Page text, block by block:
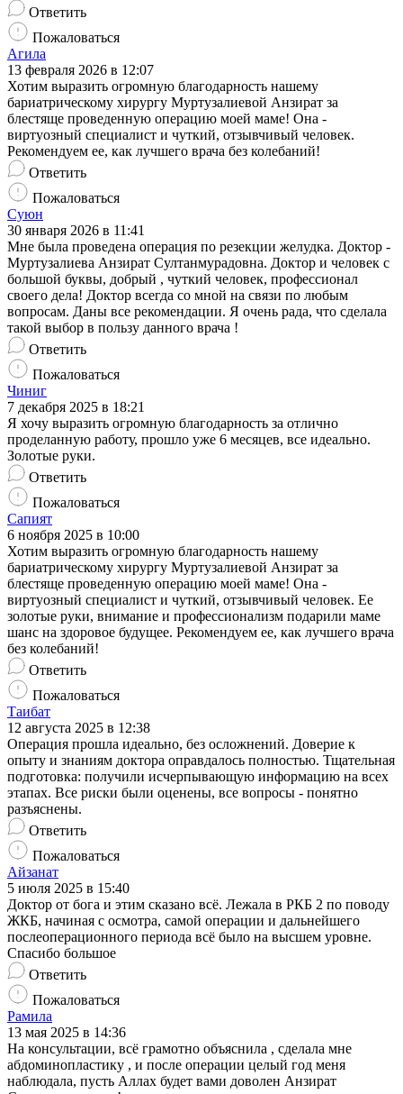
Ответить
Пожаловаться
Агила
13 февраля 2026 в 12:07
Хотим выразить огромную благодарность нашему
бариатрическому хирургу Муртузалиевой Анзират за
блестяще проведенную операцию моей маме! Она -
виртуозный специалист и чуткий, отзывчивый человек.
Рекомендуем ее, как лучшего врача без колебаний!
Ответить
Пожаловаться
Суюн
30 января 2026 в 11:41
Мне была проведена операция по резекции желудка. Доктор -
Муртузалиева Анзират Султанмурадовна. Доктор и человек с
большой буквы, добрый , чуткий человек, профессионал
своего дела! Доктор всегда со мной на связи по любым
вопросам. Даны все рекомендации. Я очень рада, что сделала
такой выбор в пользу данного врача !
Ответить
Пожаловаться
Чиниг
7 декабря 2025 в 18:21
Я хочу выразить огромную благодарность за отлично
проделанную работу, прошло уже 6 месяцев, все идеально.
Золотые руки.
Ответить
Пожаловаться
Сапият
6 ноября 2025 в 10:00
Хотим выразить огромную благодарность нашему
бариатрическому хирургу Муртузалиевой Анзират за
блестяще проведенную операцию моей маме! Она -
виртуозный специалист и чуткий, отзывчивый человек. Ее
золотые руки, внимание и профессионализм подарили маме
шанс на здоровое будущее. Рекомендуем ее, как лучшего врача
без колебаний!
Ответить
Пожаловаться
Таибат
12 августа 2025 в 12:38
Операция прошла идеально, без осложнений. Доверие к
опыту и знаниям доктора оправдалось полностью. Тщательная
подготовка: получили исчерпывающую информацию на всех
этапах. Все риски были оценены, все вопросы - понятно
разъяснены.
Ответить
Пожаловаться
Айзанат
5 июля 2025 в 15:40
Доктор от бога и этим сказано всё. Лежала в РКБ 2 по поводу
ЖКБ, начиная с осмотра, самой операции и дальнейшего
послеоперационного периода всё было на высшем уровне.
Спасибо большое
Ответить
Пожаловаться
Рамила
13 мая 2025 в 14:36
На консультации, всё грамотно объяснила , сделала мне
абдоминопластику , и после операции целый год меня
наблюдала, пусть Аллах будет вами доволен Анзират